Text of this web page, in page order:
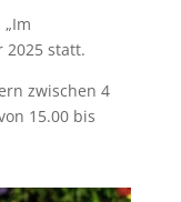
2025 statt.
zwischen 4
15.00 bis